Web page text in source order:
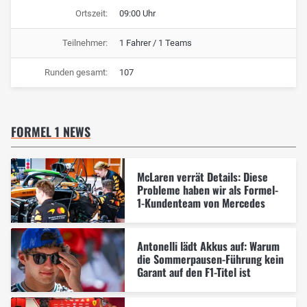
Ortszeit: 09:00 Uhr
Teilnehmer: 1 Fahrer / 1 Teams
Runden gesamt: 107
FORMEL 1 NEWS
McLaren verrät Details: Diese
Probleme haben wir als Formel-
1-Kundenteam von Mercedes
Antonelli lädt Akkus auf: Warum
die Sommerpausen-Führung kein
Garant auf den F1-Titel ist